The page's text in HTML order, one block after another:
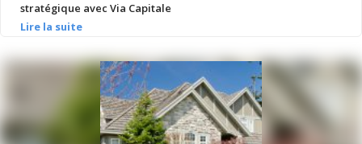
stratégique avec Via Capitale